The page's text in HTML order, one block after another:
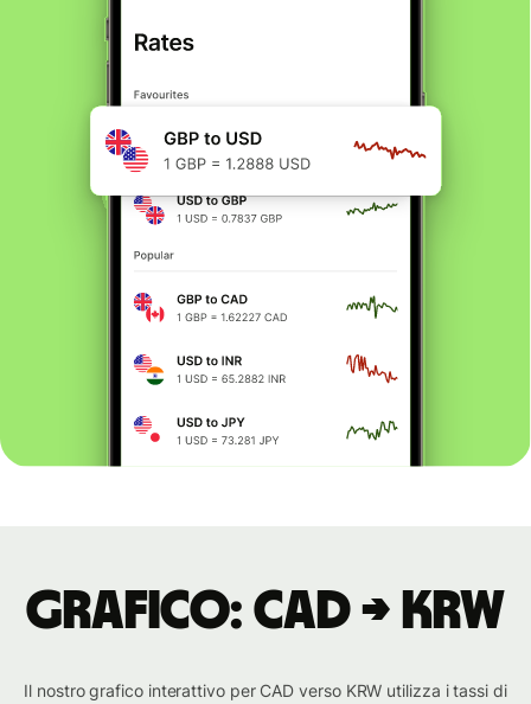
Grafico: CAD → KRW
Il nostro grafico interattivo per CAD verso KRW utilizza i tassi di